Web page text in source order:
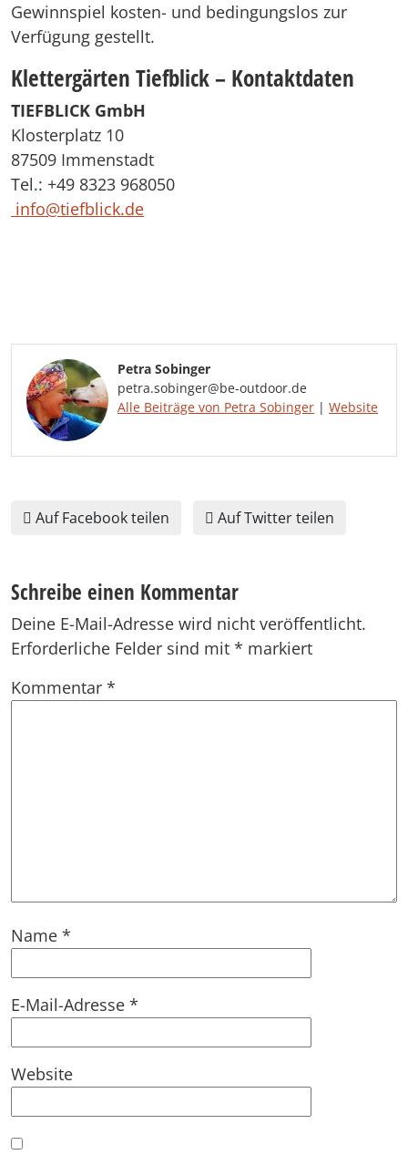
Gewinnspiel kosten- und bedingungslos zur
Verfügung gestellt.
Klettergärten Tiefblick – Kontaktdaten
TIEFBLICK GmbH
Klosterplatz 10
87509 Immenstadt
Tel.: +49 8323 968050
info@tiefblick.de
Petra Sobinger
petra.sobinger@be-outdoor.de
Alle Beiträge von Petra Sobinger | Website
Auf Facebook teilen Auf Twitter teilen
Schreibe einen Kommentar
Deine E-Mail-Adresse wird nicht veröffentlicht.
Erforderliche Felder sind mit * markiert
Kommentar *
Name *
E-Mail-Adresse *
Website